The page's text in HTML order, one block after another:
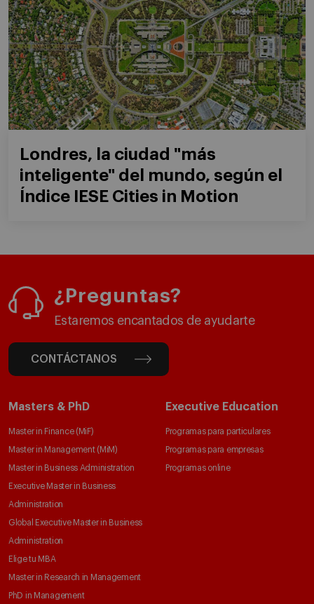
Londres, la ciudad "más
inteligente" del mundo, según el
Índice IESE Cities in Motion
¿Preguntas?
Estaremos encantados de ayudarte
CONTÁCTANOS
Masters & PhD
Master in Finance (MiF)
Master in Management (MiM)
Master in Business Administration
Executive Master in Business
Administration
Global Executive Master in Business
Administration
Elige tu MBA
Master in Research in Management
PhD in Management
Executive Education
Programas para particulares
Programas para empresas
Programas online